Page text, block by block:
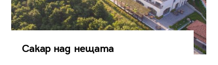
Сакар над нещата